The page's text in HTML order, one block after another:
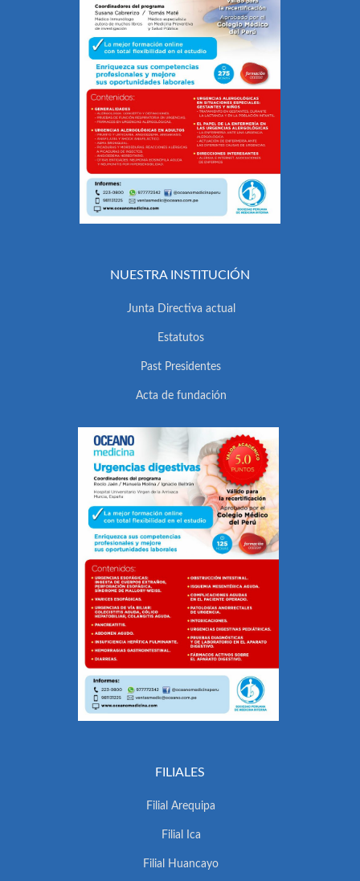
NUESTRA INSTITUCIÓN
Junta Directiva actual
Estatutos
Past Presidentes
Acta de fundación
FILIALES
Filial Arequipa
Filial Ica
Filial Huancayo